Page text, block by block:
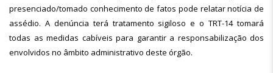
presenciado/tomado conhecimento de fatos pode relatar notícia de
assédio. A denúncia terá tratamento sigiloso e o TRT-14 tomará
todas as medidas cabíveis para garantir a responsabilização dos
envolvidos no âmbito administrativo deste órgão.